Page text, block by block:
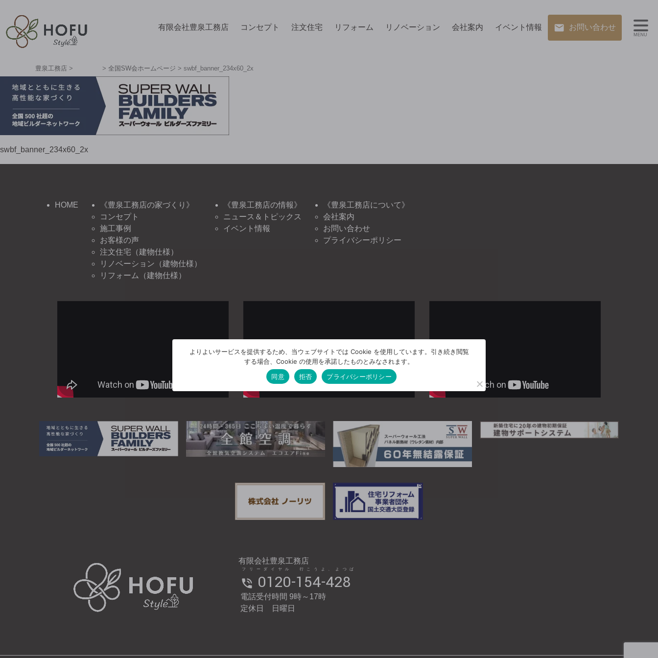
有限会社豊泉工務店 コンセプト 注文住宅 リフォーム リノベーション 会社案内 イベント情報 お問い合わせ
豊泉工務店 > > 全国SW会ホームページ > swbf_banner_234x60_2x
swbf_banner_234x60_2x
MENU
HOME
《豊泉工務店の家づくり》
コンセプト
施工事例
お客様の声
注文住宅（建物仕様）
リノベーション（建物仕様）
リフォーム（建物仕様）
《豊泉工務店の情報》
ニュース＆トピックス
イベント情報
《豊泉工務店について》
会社案内
お問い合わせ
プライバシーポリシー
有限会社豊泉工務店
0120-154-428
フリーダイヤル 行こうよ、よつば
電話受付時間 9時～17時
定休日 日曜日
よりよいサービスを提供するため、当ウェブサイトでは Cookie を使用しています。引き続き閲覧
する場合、Cookie の使用を承諾したものとみなされます。
同意
拒否 プライバシーポリシー